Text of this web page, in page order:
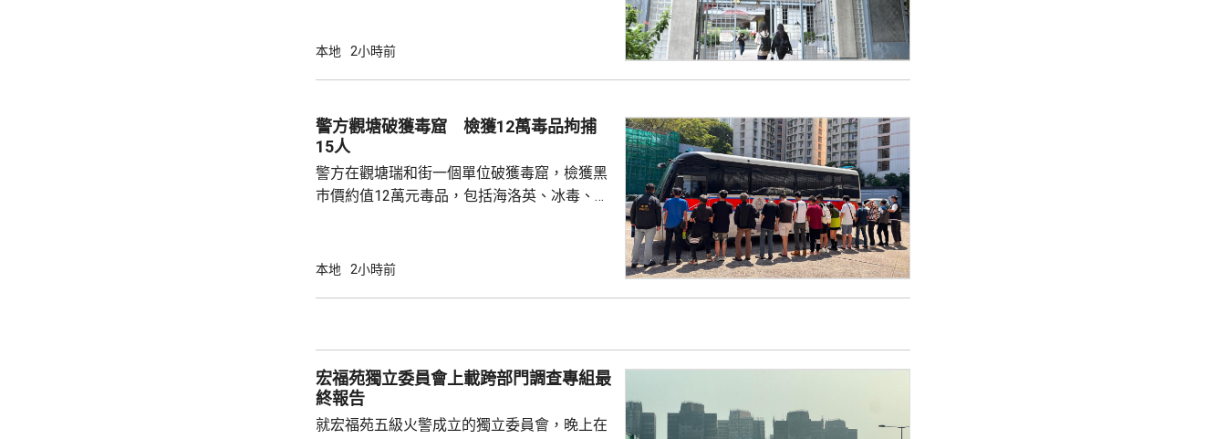
承認學生會，導致學生會無法在校內提供服
生會完全失去運作空間。 對於近年多間院校學
生會相繼解散，他認為是學界以至...
本地 2小時前
警方觀塘破獲毒窟 檢獲12萬毒品拘捕
15人
警方在觀塘瑞和街一個單位破獲毒窟，檢獲黑
巿價約值12萬元毒品，包括海洛英、冰毒、含
營毒窟及販運危險藥物，另外13男1女，年齡
本地 2小時前
宏福苑獨立委員會上載跨部門調查專組最
終報告
就宏福苑五級火警成立的獨立委員會，晚上在